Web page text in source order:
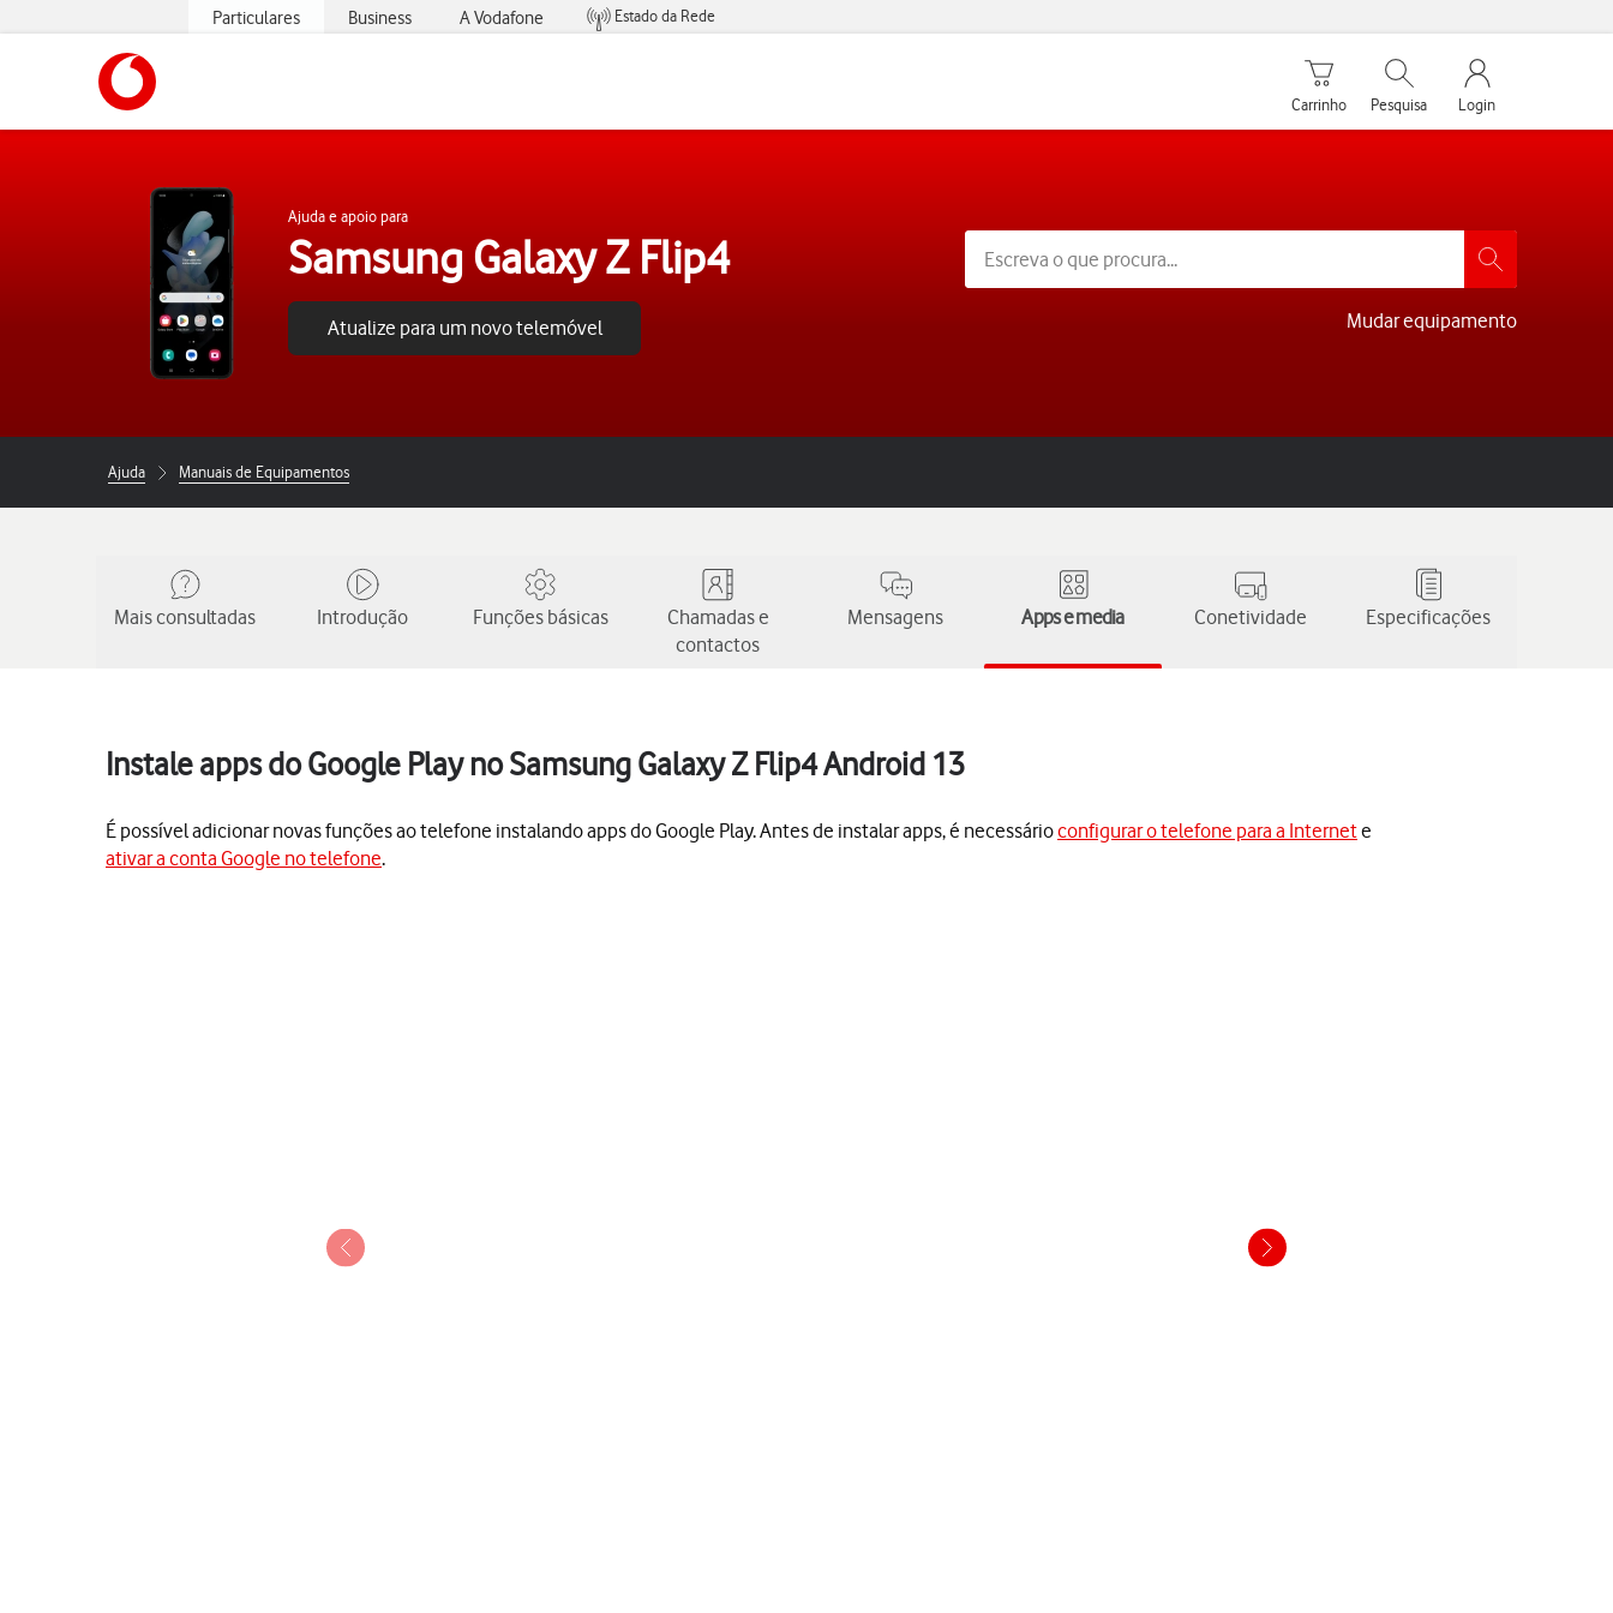
Particulares Business A Vodafone
Estado da Rede
Carrinho de compras
Carrinho
Pesquisar
Pesquisa
My Vodafone
Login
Ajuda e apoio para
Samsung Galaxy Z Flip4
Atualize para um novo telemóvel Mudar equipamento
Ajuda Manuais de Equipamentos
Mais consultadas Introdução Funções básicas
Chamadas e
contactos
Mensagens Apps e media Conetividade Especificações
Instale apps do Google Play no Samsung Galaxy Z Flip4 Android 13
É possível adicionar novas funções ao telefone instalando apps do Google Play. Antes de instalar apps, é necessárioconfigurar o telefone para a Internete
ativar a conta Google no telefone.